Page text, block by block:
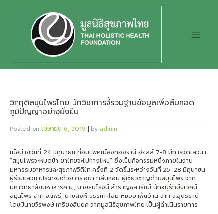
วิกฤติสมุนไพรไทย นักวิชาการจี้รวมฐานข้อมูลเพื่อสืบทอด
ภูมิปัญญาอย่างยั่งยืน
Posted on เมษายน 6, 2019 | by admin
เมื่อบ่ายวันที่ 24 มิถุนายน ที่อิมแพคเมืองทองธานี ฮอลล์ 7-8 มีการจัดเสวนา
“สมุนไพรจะหมดป่า ยาไทยจะไปทางไหน” ซึ่งเป็นกิจกรรมหนึ่งภายในงาน
มหกรรมอาหารและสุขภาพวิถีไท ครั้งที่ 2 จัดขึ้นระหว่างวันที่ 25-28 มิถุนายน
ผู้ร่วมเสวนาประกอบด้วย ดร.อุษา กลิ่นหอม ผู้เชี่ยวชาญด้านสมุนไพร จาก
มหาวิทยาลัยมหาสารคาม, นายสมโรจน์ สำราญชลารักษ์ นักอนุรักษ์นิเวศน์
สมุนไพร จาก จ.แพร่, นายสิงห์ บรรเทาโฮม หมอยาพื้นบ้าน จาก จ.อุดรธานี
โดยมีนายวีรพงษ์ เกรียงสินยศ จากมูลนิธิสุขภาพไทย เป็นผู้ดำเนินรายการ